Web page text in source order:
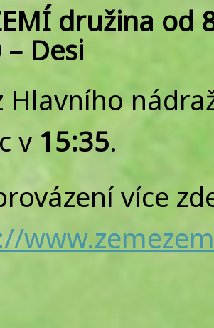
družina od
Desi
Hlavního
v 15:35.
více